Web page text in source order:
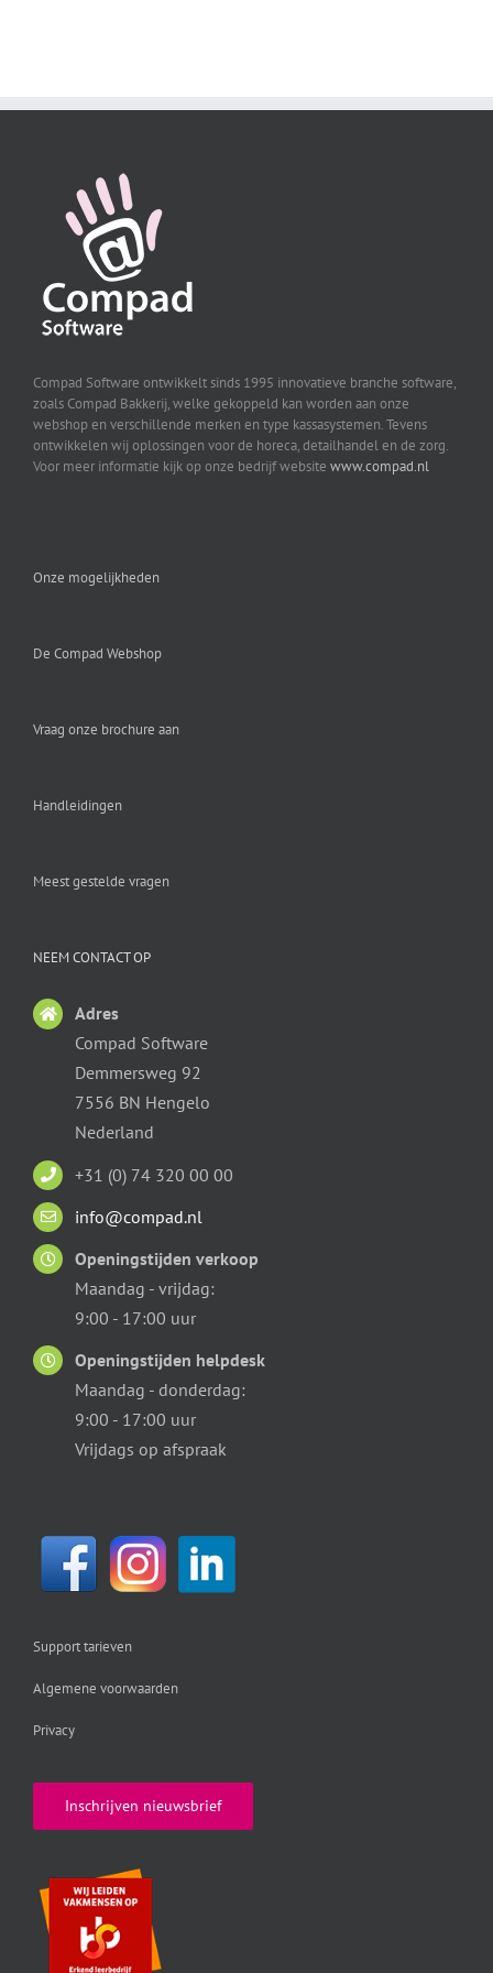
Compad Software ontwikkelt sinds 1995 innovatieve branche software,
zoals Compad Bakkerij, welke gekoppeld kan worden aan onze
webshop en verschillende merken en type kassasystemen. Tevens
ontwikkelen wij oplossingen voor de horeca, detailhandel en de zorg.
Voor meer informatie kijk op onze bedrijf website www.compad.nl
Onze mogelijkheden
De Compad Webshop
Vraag onze brochure aan
Handleidingen
Meest gestelde vragen
NEEM CONTACT OP
Adres
Compad Software
Demmersweg 92
7556 BN Hengelo
Nederland
+31 (0) 74 320 00 00
info@compad.nl
Openingstijden verkoop
Maandag - vrijdag:
9:00 - 17:00 uur
Openingstijden helpdesk
Maandag - donderdag:
9:00 - 17:00 uur
Vrijdags op afspraak
Support tarieven
Algemene voorwaarden
Privacy
Inschrijven nieuwsbrief